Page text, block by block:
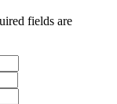
fields are